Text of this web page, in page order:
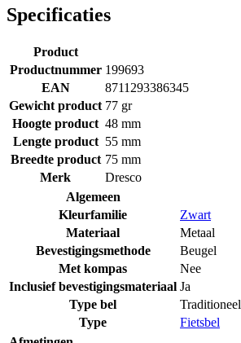
Specificaties
Product
Productnummer 199693
EAN
8711293386345
Gewicht product 77 gr
Hoogte product 48 mm
Lengte product 55 mm
Breedte product 75 mm
Merk
Dresco
Algemeen
Kleurfamilie
Zwart
Materiaal
Metaal
Bevestigingsmethode
Beugel
Met kompas
Nee
Inclusief bevestigingsmateriaal Ja
Type bel
Traditioneel
Type
Fietsbel